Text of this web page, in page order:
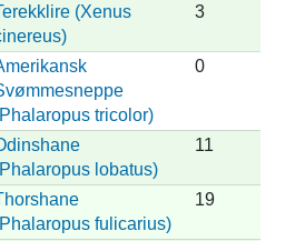
(Xenus
3
tricolor)
0
lobatus)
11
fulicarius)
19